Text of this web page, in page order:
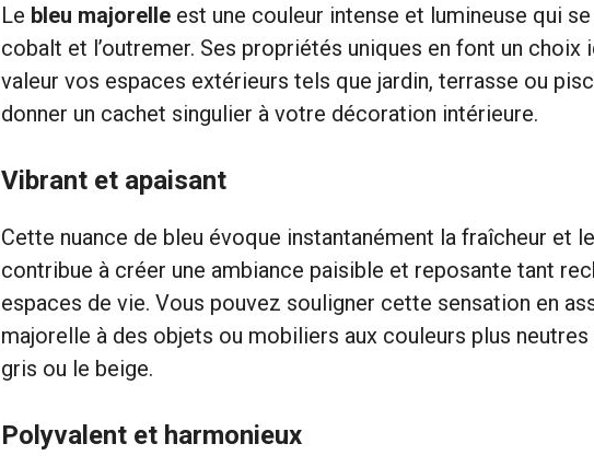
Le bleu majorelle est une couleur intense et lumineuse qui
cobalt et l’outremer. Ses propriétés uniques en font un choix
valeur vos espaces extérieurs tels que jardin, terrasse ou
donner un cachet singulier à votre décoration intérieure.
Vibrant et apaisant
Cette nuance de bleu évoque instantanément la fraîcheur et
contribue à créer une ambiance paisible et reposante tant
espaces de vie. Vous pouvez souligner cette sensation en
majorelle à des objets ou mobiliers aux couleurs plus
gris ou le beige.
Polyvalent et harmonieux